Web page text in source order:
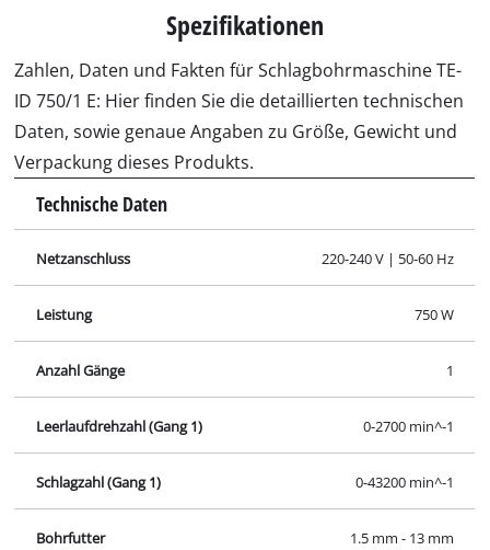
Spezifikationen
Zahlen, Daten und Fakten für Schlagbohrmaschine TE-
ID 750/1 E: Hier finden Sie die detaillierten technischen
Daten, sowie genaue Angaben zu Größe, Gewicht und
Verpackung dieses Produkts.
Technische Daten
Netzanschluss 220-240 V | 50-60 Hz
Leistung 750 W
Anzahl Gänge 1
Leerlaufdrehzahl (Gang 1) 0-2700 min^-1
Schlagzahl (Gang 1) 0-43200 min^-1
Bohrfutter 1.5 mm - 13 mm